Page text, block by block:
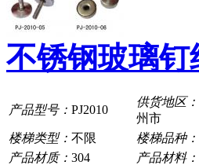
不锈钢玻璃钉
产品型号： PJ2010
供货地区：
州市
楼梯类型： 不限 楼梯品种：
产品材质： 304 产品材料：